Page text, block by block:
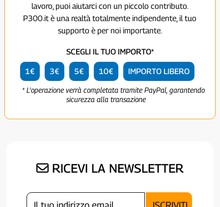
lavoro, puoi aiutarci con un piccolo contributo.
P300.it è una realtà totalmente indipendente, il tuo
supporto è per noi importante.
SCEGLI IL TUO IMPORTO*
1€ 3€ 5€ 10€ IMPORTO LIBERO
* L'operazione verrà completata tramite PayPal, garantendo
sicurezza alla transazione
RICEVI LA NEWSLETTER